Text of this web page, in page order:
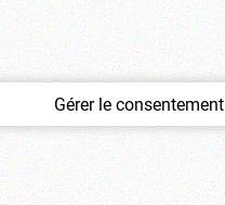
Gérer le consentement